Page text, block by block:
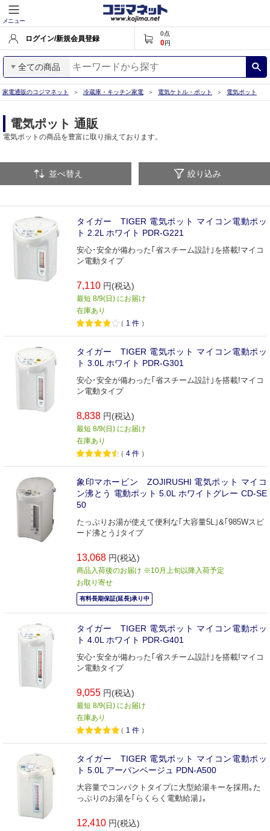
メニュー
ログイン/新規会員登録
0点
0円
全ての商品
家電通販のコジマネット 冷蔵庫・キッチン家電 電気ケトル・ポット 電気ポット
電気ポット 通販
電気ポットの商品を豊富に取り揃えております。
並べ替え 絞り込み
タイガー TIGER 電気ポット マイコン電動ポッ
ト 2.2L ホワイト PDR-G221
安心･安全が備わった｢省スチーム設計｣を搭載!マイコ
ン電動タイプ
7,110 円(税込)
最短 8/9(日) にお届け
在庫あり
（ 1 件 ）
タイガー TIGER 電気ポット マイコン電動ポッ
ト 3.0L ホワイト PDR-G301
安心･安全が備わった｢省スチーム設計｣を搭載!マイコ
ン電動タイプ
8,838 円(税込)
最短 8/9(日) にお届け
在庫あり
（ 4 件 ）
象印マホービン ZOJIRUSHI 電気ポット マイコ
ン沸とう 電動ポット 5.0L ホワイトグレー CD-SE
50
たっぷりお湯が使えて便利な｢大容量5L｣&｢985Wスピ
ード沸とう｣タイプ
13,068 円(税込)
商品入荷後のお届け ※10月上旬以降入荷予定
お取り寄せ
有料長期保証(延長)承り中
タイガー TIGER 電気ポット マイコン電動ポッ
ト 4.0L ホワイト PDR-G401
安心･安全が備わった｢省スチーム設計｣を搭載!マイコ
ン電動タイプ
9,055 円(税込)
最短 8/9(日) にお届け
在庫あり
（ 1 件 ）
タイガー TIGER 電気ポット マイコン電動ポッ
ト 5.0L アーバンベージュ PDN-A500
大容量でコンパクトタイプに大型給湯キーを採用｡た
っぷりのお湯を｢らくらく電動給湯｣｡
12,410 円(税込)